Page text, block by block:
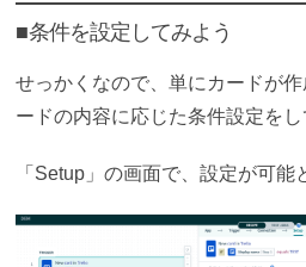
■条件を設定してみよう
せっかくなので、単にカードが
ードの内容に応じた条件設定をし
「Setup」の画面で、設定が可能